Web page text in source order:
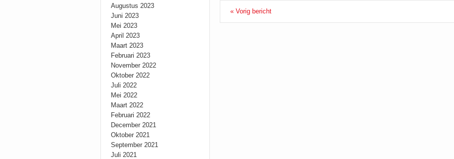
« Vorig bericht
Augustus 2023
Juni 2023
Mei 2023
April 2023
Maart 2023
Februari 2023
November 2022
Oktober 2022
Juli 2022
Mei 2022
Maart 2022
Februari 2022
December 2021
Oktober 2021
September 2021
Juli 2021